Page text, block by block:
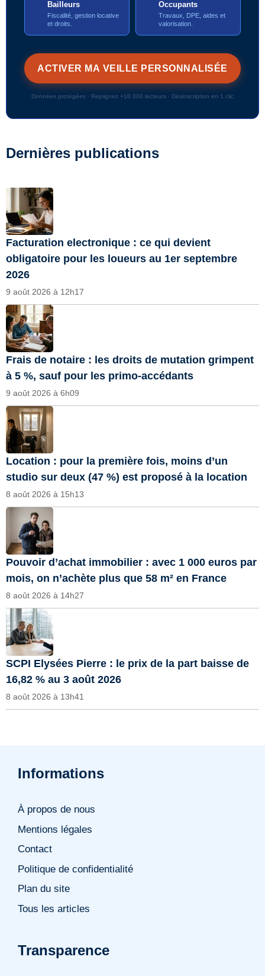
Bailleurs
Fiscalité, gestion locative
et droits.
Occupants
Travaux, DPE, aides et
valorisation.
Données protégées · Rejoignez +10 000 lecteurs · Désinscription en 1 clic
Dernières publications
Facturation electronique : ce qui devient
obligatoire pour les loueurs au 1er septembre
2026
9 août 2026 à 12h17
Frais de notaire : les droits de mutation grimpent
à 5 %, sauf pour les primo-accédants
9 août 2026 à 6h09
Location : pour la première fois, moins d’un
studio sur deux (47 %) est proposé à la location
8 août 2026 à 15h13
Pouvoir d’achat immobilier : avec 1 000 euros par
mois, on n’achète plus que 58 m² en France
8 août 2026 à 14h27
SCPI Elysées Pierre : le prix de la part baisse de
16,82 % au 3 août 2026
8 août 2026 à 13h41
Informations
À propos de nous
Mentions légales
Contact
Politique de confidentialité
Plan du site
Tous les articles
Transparence